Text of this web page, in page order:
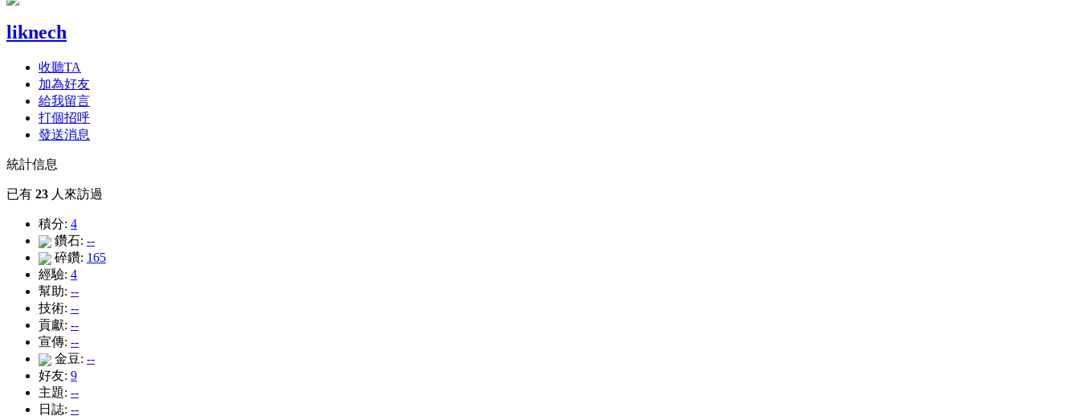
liknech
收聽TA
加為好友
給我留言
打個招呼
發送消息
統計信息
已有 23 人來訪過
積分: 4
鑽石: --
碎鑽: 165
經驗: 4
幫助: --
技術: --
貢獻: --
宣傳: --
金豆: --
好友: 9
主題: --
日誌: --